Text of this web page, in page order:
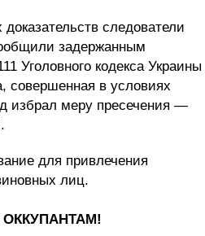
следователи
задержанным
Уголовного кодекса Украины
совершенная в условиях
избрал меру пресечения —
для привлечения
лиц.